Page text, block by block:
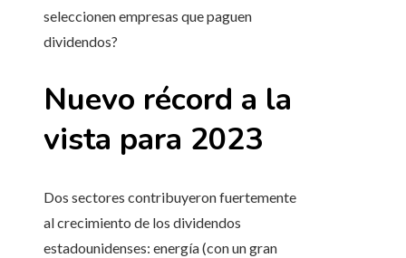
seleccionen empresas que paguen
dividendos?
Nuevo récord a la
vista para 2023
Dos sectores contribuyeron fuertemente
al crecimiento de los dividendos
estadounidenses: energía (con un gran